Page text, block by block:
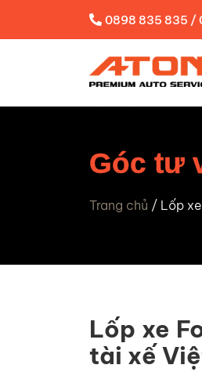
0898 835 835 /
Góc tư
Trang chủ / Lốp
Lốp xe
tài xế